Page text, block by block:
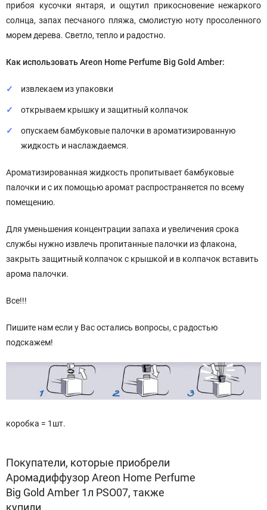
прибоя кусочки янтаря, и ощутил прикосновение нежаркого
солнца, запах песчаного пляжа, смолистую ноту просоленного
морем дерева. Светло, тепло и радостно.
Как использовать Areon Home Perfume Big Gold Amber:
извлекаем из упаковки
открываем крышку и защитный колпачок
опускаем бамбуковые палочки в ароматизированную
жидкость и наслаждаемся.
Ароматизированная жидкость пропитывает бамбуковые
палочки и с их помощью аромат распространяется по всему
помещению.
Для уменьшения концентрации запаха и увеличения срока
службы нужно извлечь пропитанные палочки из флакона,
закрыть защитный колпачок с крышкой и в колпачок вставить
арома палочки.
Все!!!
Пишите нам если у Вас остались вопросы, с радостью
подскажем!
коробка = 1шт.
Покупатели, которые приобрели
Аромадиффузор Areon Home Perfume
Big Gold Amber 1л PSO07, также
купили